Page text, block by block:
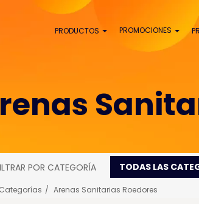
PRODUCTOS PROMOCIONES
POR CATEGORÍA TODAS LAS
FARMACIA
Categorías Arenas Sanitarias Roedores